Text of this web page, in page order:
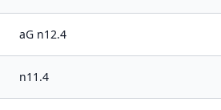
aG n12.4
n11.4